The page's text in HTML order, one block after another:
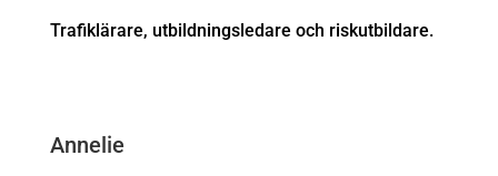
Trafiklärare, utbildningsledare och riskutbildare.
Annelie